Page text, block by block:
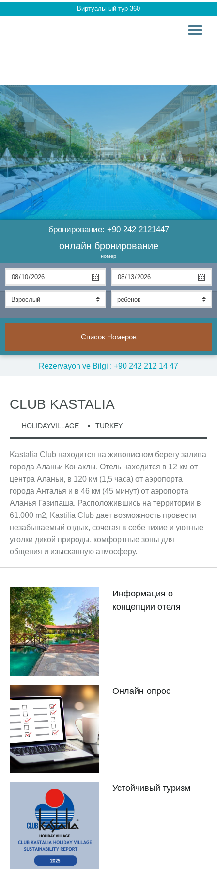
Виртуальный тур 360
бронирование: +90 242 2121447
онлайн бронирование
номер
Список Номеров
Rezervayon ve Bilgi : +90 242 212 14 47
CLUB KASTALIA
HOLIDAYVILLAGE TURKEY
Kastalia Club находится на живописном берегу залива
города Аланьи Конаклы. Отель находится в 12 км от
центра Аланьи, в 120 км (1,5 часа) от аэропорта
города Анталья и в 46 км (45 минут) от аэропорта
Аланья Газипаша. Расположившись на территории в
61.000 m2, Kastilia Club дает возможность провести
незабываемый отдых, сочетая в себе тихие и уютные
уголки дикой природы, комфортные зоны для
общения и изысканную атмосферу.
Информация о
концепции отеля
Онлайн-опрос
Устойчивый туризм